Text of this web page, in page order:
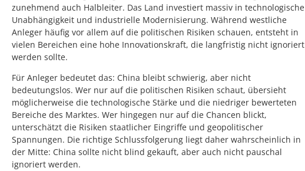
zunehmend auch Halbleiter. Das Land investiert massiv in technologische
Unabhängigkeit und industrielle Modernisierung. Während westliche
Anleger häufig vor allem auf die politischen Risiken schauen, entsteht in
vielen Bereichen eine hohe Innovationskraft, die langfristig nicht ignoriert
werden sollte.
Für Anleger bedeutet das: China bleibt schwierig, aber nicht
bedeutungslos. Wer nur auf die politischen Risiken schaut, übersieht
möglicherweise die technologische Stärke und die niedriger bewerteten
Bereiche des Marktes. Wer hingegen nur auf die Chancen blickt,
unterschätzt die Risiken staatlicher Eingriffe und geopolitischer
Spannungen. Die richtige Schlussfolgerung liegt daher wahrscheinlich in
der Mitte: China sollte nicht blind gekauft, aber auch nicht pauschal
ignoriert werden.